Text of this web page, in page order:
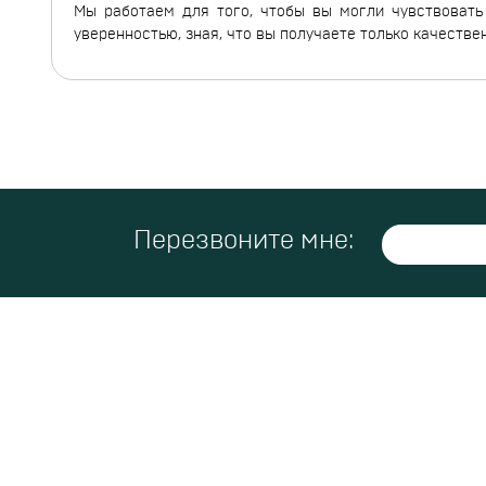
Мы работаем для того, чтобы вы могли
уверенностью, зная, что вы получаете только
Перезвоните мне: